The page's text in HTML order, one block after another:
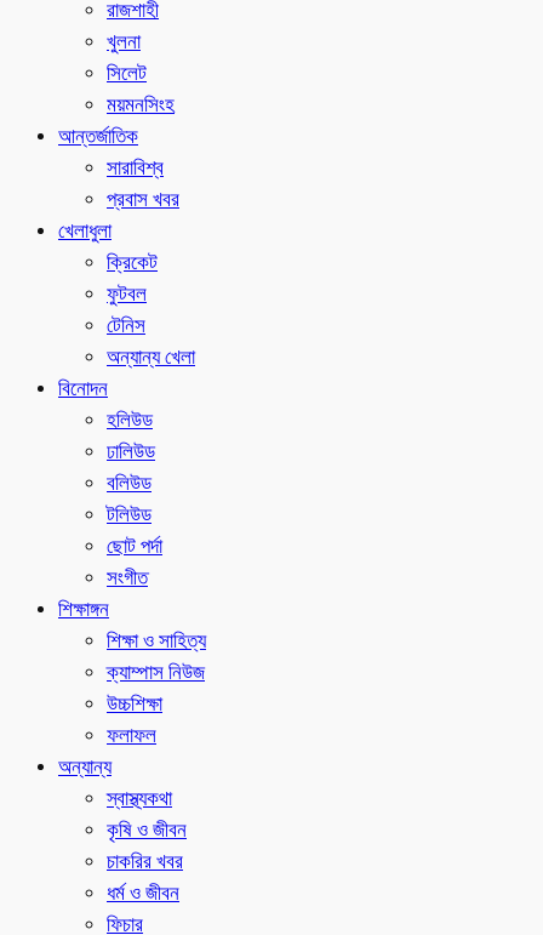
রাজশাহী
খুলনা
সিলেট
ময়মনসিংহ
আন্তর্জাতিক
সারাবিশ্ব
প্রবাস খবর
খেলাধুলা
ক্রিকেট
ফুটবল
টেনিস
অন্যান্য খেলা
বিনোদন
হলিউড
ঢালিউড
বলিউড
টলিউড
ছোট পর্দা
সংগীত
শিক্ষাঙ্গন
শিক্ষা ও সাহিত্য
ক্যাম্পাস নিউজ
উচ্চশিক্ষা
ফলাফল
অন্যান্য
স্বাস্থ্যকথা
কৃষি ও জীবন
চাকরির খবর
ধর্ম ও জীবন
ফিচার